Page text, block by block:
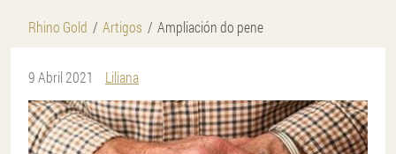
Rhino Gold Artigos Ampliación do pene
9 Abril 2021 Liliana